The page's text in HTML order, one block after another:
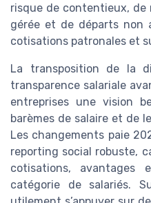
risque de contentieux,
gérée et de départs non
cotisations patronales et
La transposition de la
transparence salariale
entreprises une vision
barèmes de salaire et de
Les changements paie
reporting social robuste,
cotisations, avantages
catégorie de salariés.